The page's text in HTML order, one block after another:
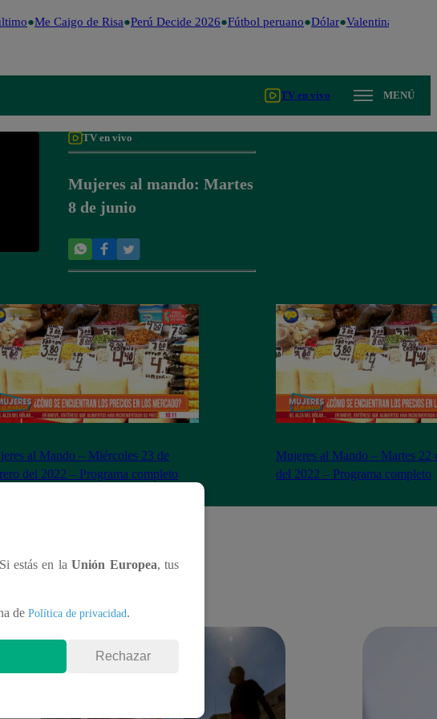
Me Caigo de Risa Perú Decide 2026 Fútbol peruano Dólar Valentina Valiente
TV en vivo MENÚ
TV en vivo
Mujeres al mando: Martes
8 de junio
al Mando – Miércoles 23 de
del 2022 – Programa completo
Mujeres al Mando – Martes 22
del 2022 – Programa completo
estás en laUnión Europea, tus
de Política de privacidad.
Rechazar